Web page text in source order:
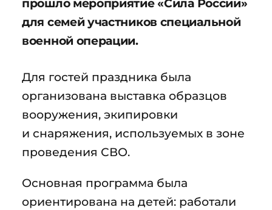
прошло мероприятие «Сила России»
для семей участников специальной
военной операции.
Для гостей праздника была
организована выставка образцов
вооружения, экипировки
и снаряжения, используемых в зоне
проведения СВО.
Основная программа была
ориентирована на детей: работали